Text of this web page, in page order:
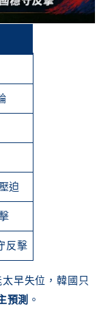
迫
反擊
早失位，韓國只
預測 。